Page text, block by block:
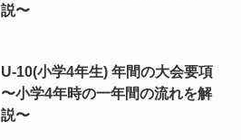
説〜
U-10(小学4年生) 年間の大会要項
〜小学4年時の一年間の流れを解
説〜